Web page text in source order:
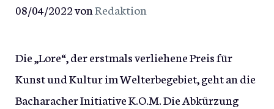
08/04/2022vonRedaktion
Die „Lore“, der erstmals verliehene Preis für
Kunst und Kultur im Welterbegebiet, geht an die
Bacharacher Initiative K.O.M. Die Abkürzung